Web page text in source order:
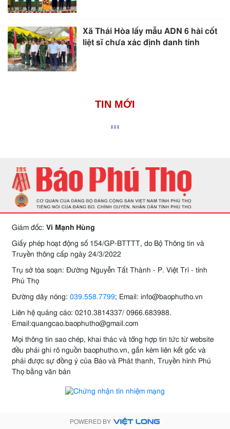
Xã Thái Hòa lấy mẫu ADN 6 hài cốt
liệt sĩ chưa xác định danh tính
TIN MỚI
Giám đốc: Vi Mạnh Hùng
Giấy phép hoạt động số 154/GP-BTTTT, do Bộ Thông tin và
Truyền thông cấp ngày 24/3/2022
Trụ sở tòa soạn: Đường Nguyễn Tất Thành - P. Việt Trì - tỉnh
Phú Thọ
Đường dây nóng: 039.558.7799; Email: info@baophutho.vn
Liên hệ quảng cáo: 0210.3814337/ 0966.683988.
Email:quangcao.baophutho@gmail.com
Mọi thông tin sao chép, khai thác và tổng hợp tin tức từ website
đều phải ghi rõ nguồn baophutho.vn, gắn kèm liên kết gốc và
phải được sự đồng ý của Báo và Phát thanh, Truyền hình Phú
Thọ bằng văn bản
POWERED BY